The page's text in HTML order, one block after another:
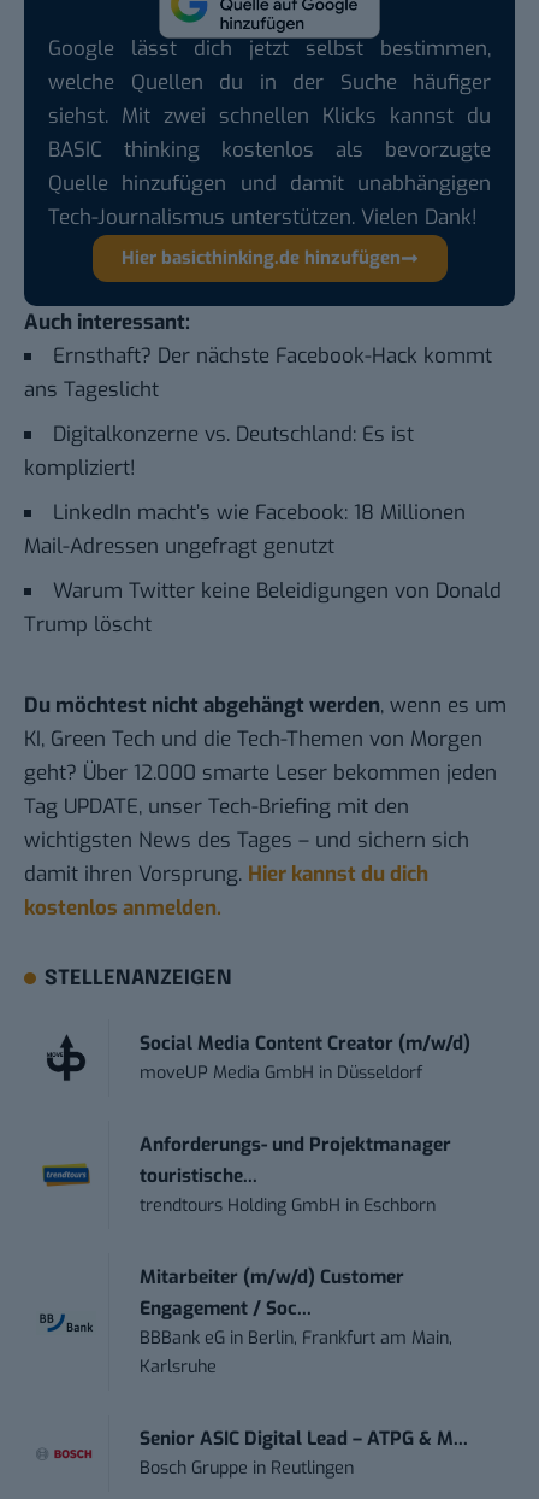
Google lässt dich jetzt selbst bestimmen,
welche Quellen du in der Suche häufiger
siehst. Mit zwei schnellen Klicks kannst du
BASIC thinking kostenlos als bevorzugte
Quelle hinzufügen und damit unabhängigen
Tech-Journalismus unterstützen. Vielen Dank!
Hier basicthinking.de hinzufügen
Auch interessant:
Ernsthaft? Der nächste Facebook-Hack kommt
ans Tageslicht
Digitalkonzerne vs. Deutschland: Es ist
kompliziert!
LinkedIn macht’s wie Facebook: 18 Millionen
Mail-Adressen ungefragt genutzt
Warum Twitter keine Beleidigungen von Donald
Trump löscht
Du möchtest nicht abgehängt werden, wenn es um
KI, Green Tech und die Tech-Themen von Morgen
geht? Über 12.000 smarte Leser bekommen jeden
Tag UPDATE, unser Tech-Briefing mit den
wichtigsten News des Tages – und sichern sich
damit ihren Vorsprung. Hier kannst du dich
kostenlos anmelden.
STELLENANZEIGEN
Social Media Content Creator (m/w/d)
moveUP Media GmbH in Düsseldorf
Anforderungs- und Projektmanager
touristische...
trendtours Holding GmbH in Eschborn
Mitarbeiter (m/w/d) Customer
Engagement / Soc...
BBBank eG in Berlin, Frankfurt am Main,
Karlsruhe
Senior ASIC Digital Lead – ATPG & M...
Bosch Gruppe in Reutlingen